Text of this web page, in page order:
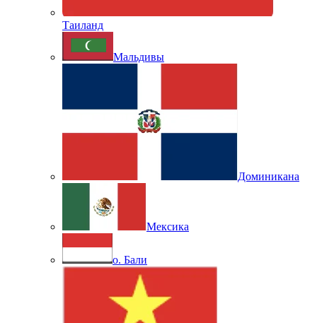
Таиланд
Мальдивы
Доминикана
Мексика
о. Бали